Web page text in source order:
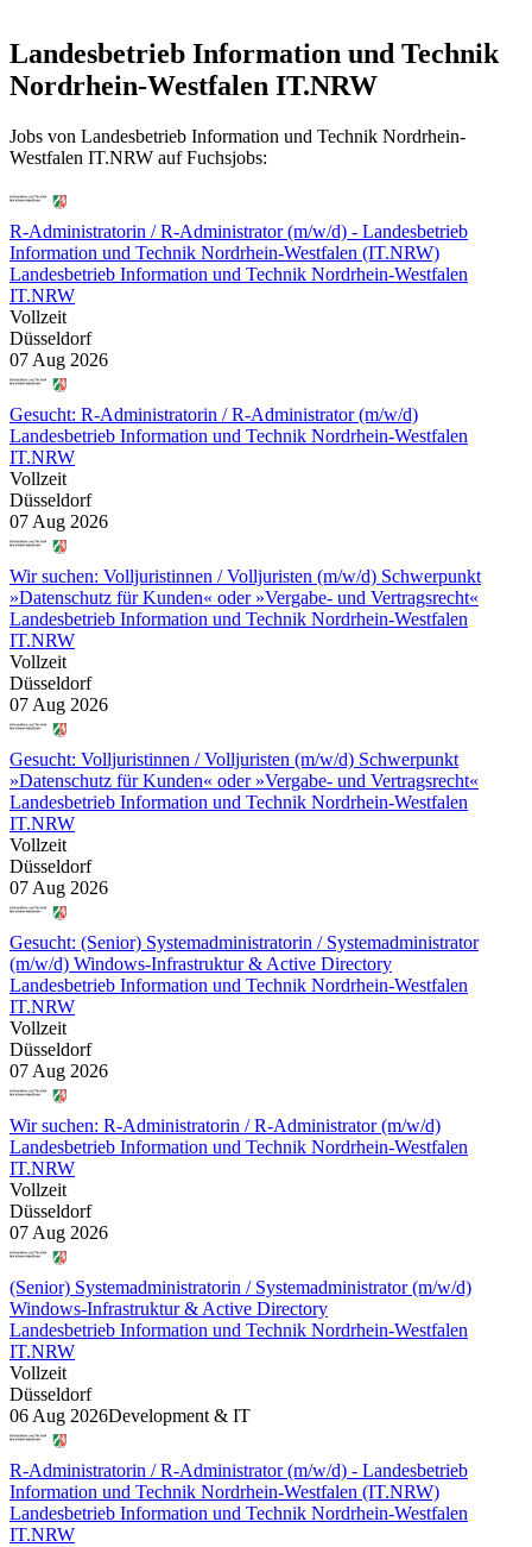
Landesbetrieb Information und Technik
Nordrhein-Westfalen IT.NRW
Jobs von Landesbetrieb Information und Technik Nordrhein-
Westfalen IT.NRW auf Fuchsjobs:
R-Administratorin / R-Administrator (m/w/d) - Landesbetrieb
Information und Technik Nordrhein-Westfalen (IT.NRW)
Landesbetrieb Information und Technik Nordrhein-Westfalen
IT.NRW
Vollzeit
Düsseldorf
07 Aug 2026
Gesucht: R-Administratorin / R-Administrator (m/w/d)
Landesbetrieb Information und Technik Nordrhein-Westfalen
IT.NRW
Vollzeit
Düsseldorf
07 Aug 2026
Wir suchen: Volljuristinnen / Volljuristen (m/w/d) Schwerpunkt
»Datenschutz für Kunden« oder »Vergabe- und Vertragsrecht«
Landesbetrieb Information und Technik Nordrhein-Westfalen
IT.NRW
Vollzeit
Düsseldorf
07 Aug 2026
Gesucht: Volljuristinnen / Volljuristen (m/w/d) Schwerpunkt
»Datenschutz für Kunden« oder »Vergabe- und Vertragsrecht«
Landesbetrieb Information und Technik Nordrhein-Westfalen
IT.NRW
Vollzeit
Düsseldorf
07 Aug 2026
Gesucht: (Senior) Systemadministratorin / Systemadministrator
(m/w/d) Windows-Infrastruktur & Active Directory
Landesbetrieb Information und Technik Nordrhein-Westfalen
IT.NRW
Vollzeit
Düsseldorf
07 Aug 2026
Wir suchen: R-Administratorin / R-Administrator (m/w/d)
Landesbetrieb Information und Technik Nordrhein-Westfalen
IT.NRW
Vollzeit
Düsseldorf
07 Aug 2026
(Senior) Systemadministratorin / Systemadministrator (m/w/d)
Windows-Infrastruktur & Active Directory
Landesbetrieb Information und Technik Nordrhein-Westfalen
IT.NRW
Vollzeit
Düsseldorf
06 Aug 2026Development & IT
R-Administratorin / R-Administrator (m/w/d) - Landesbetrieb
Information und Technik Nordrhein-Westfalen (IT.NRW)
Landesbetrieb Information und Technik Nordrhein-Westfalen
IT.NRW